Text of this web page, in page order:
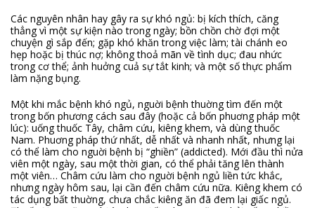
Các nguyên nhân hay gây ra sự khó ngủ: bị kích thích, căng
thẳng vì một sự kiện nào trong ngày; bồn chồn chờ đợi một
chuyện gì sắp đến; gặp khó khăn trong việc làm; tài chánh eo
hẹp hoặc bị thúc nợ; không thoả mãn về tình dục; đau nhức
trong cơ thể; ảnh huởng cuả sự tắt kinh; và một số thực phẩm
làm nặng bụng.
Một khi mắc bệnh khó ngủ, nguời bệnh thuờng tìm đến một
trong bốn phương cách sau đây (hoặc cả bốn phuơng pháp một
lúc): uống thuốc Tây, châm cứu, kiêng khem, và dùng thuốc
Nam. Phuơng pháp thứ nhất, dễ nhất và nhanh nhất, nhưng lại
có thể làm cho nguời bệnh bị “ghiền” (addicted). Mới đầu thì nửa
viên một ngày, sau một thời gian, có thể phải tăng lên thành
một viên… Châm cứu làm cho nguời bệnh ngủ liền tức khắc,
nhưng ngày hôm sau, lại cần đến châm cứu nữa. Kiêng khem có
tác dụng bất thuờng, chưa chắc kiêng ăn đã đem lại giấc ngủ.